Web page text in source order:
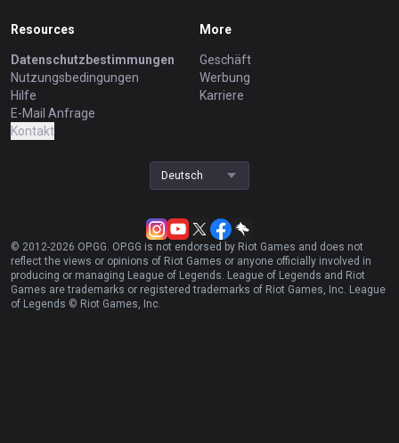
Resources
Datenschutzbestimmungen
Nutzungsbedingungen
Hilfe
E-Mail Anfrage
Kontakt
More
Geschäft
Werbung
Karriere
Deutsch
© 2012-2026 OP.GG. OP.GG is not endorsed by Riot Games and does not
reflect the views or opinions of Riot Games or anyone officially involved in
producing or managing League of Legends. League of Legends and Riot
Games are trademarks or registered trademarks of Riot Games, Inc. League
of Legends © Riot Games, Inc.